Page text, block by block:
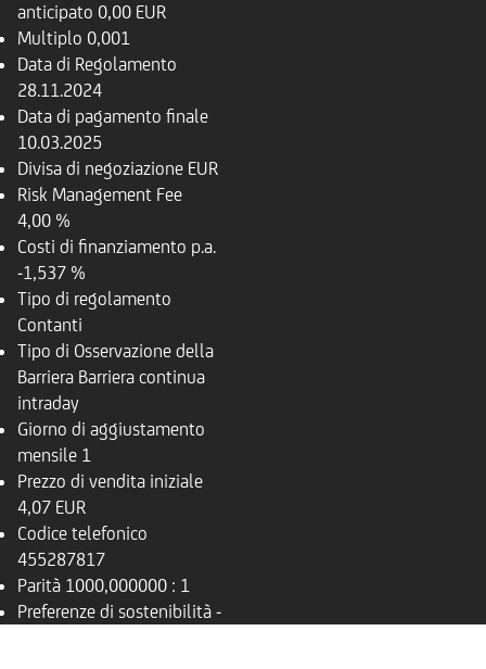
anticipato 0,00 EUR
Multiplo 0,001
Data di Regolamento
28.11.2024
Data di pagamento finale
10.03.2025
Divisa di negoziazione EUR
Risk Management Fee
4,00 %
Costi di finanziamento p.a.
-1,537 %
Tipo di regolamento
Contanti
Tipo di Osservazione della
Barriera Barriera continua
intraday
Giorno di aggiustamento
mensile 1
Prezzo di vendita iniziale
4,07 EUR
Codice telefonico
455287817
Parità 1000,000000 : 1
Preferenze di sostenibilità -